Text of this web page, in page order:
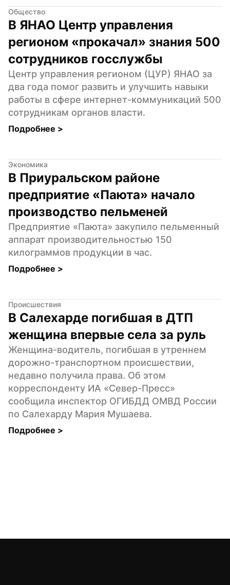
Общество
В ЯНАО Центр управления
регионом «прокачал» знания 500
сотрудников госслужбы
Центр управления регионом (ЦУР) ЯНАО за
два года помог развить и улучшить навыки
работы в сфере интернет-коммуникаций 500
сотрудникам органов власти.
Подробнее >
Экономика
В Приуральском районе
предприятие «Паюта» начало
производство пельменей
Предприятие «Паюта» закупило пельменный
аппарат производительностью 150
килограммов продукции в час.
Подробнее >
Происшествия
В Салехарде погибшая в ДТП
женщина впервые села за руль
Женщина-водитель, погибшая в утреннем
дорожно-транспортном происшествии,
недавно получила права. Об этом
корреспонденту ИА «Север-Пресс»
сообщила инспектор ОГИБДД ОМВД России
по Салехарду Мария Мушаева.
Подробнее >